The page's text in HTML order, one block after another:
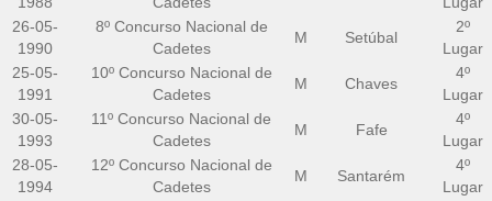
26-05-
1990
8º Concurso Nacional de
Cadetes
M Setúbal
2º
Lugar
25-05-
1991
10º Concurso Nacional de
Cadetes
M Chaves
4º
Lugar
30-05-
1993
11º Concurso Nacional de
Cadetes
M Fafe
4º
Lugar
28-05-
1994
12º Concurso Nacional de
Cadetes
M Santarém
4º
Lugar